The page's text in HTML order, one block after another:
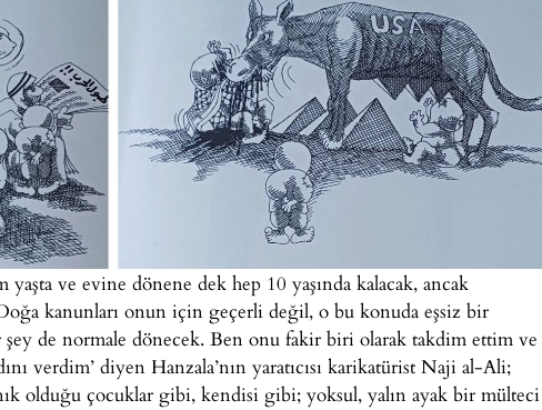
yaşta ve evine dönene dek hep 10 yaşında kalacak, ancak
kanunları onun için geçerli değil, o bu konuda eşsiz bir
şey de normale dönecek. Ben onu fakir biri olarak takdim ettim ve
verdim’ diyen Hanzala’nın yaratıcısı karikatürist Naji al-Ali;
olduğu çocuklar gibi, kendisi gibi; yoksul, yalın ayak bir mülteci